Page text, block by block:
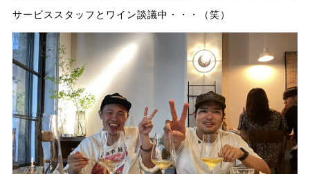
サービススタッフとワイン談議中・・・（笑）